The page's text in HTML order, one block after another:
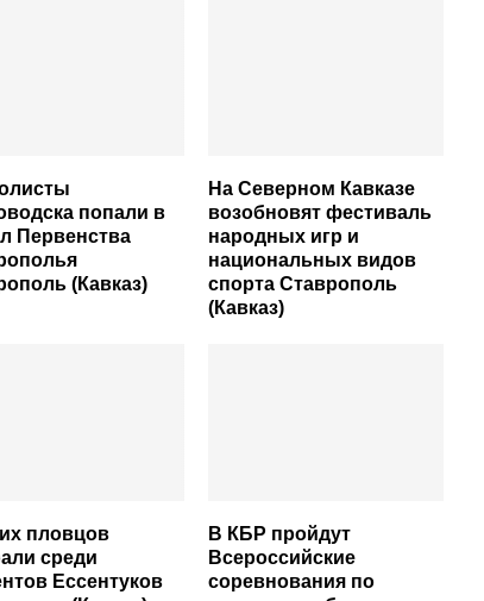
попали в
Первенства
(Кавказ)
На Северном Кавказе
возобновят фестиваль
народных игр и
национальных видов
спорта Ставрополь
(Кавказ)
пловцов
среди
Ессентуков
В КБР пройдут
Всероссийские
соревнования по